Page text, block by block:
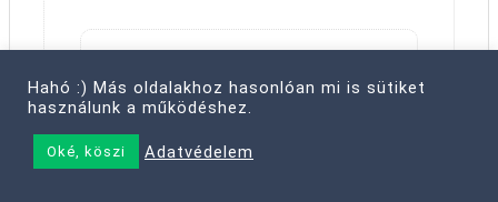
hoember mondta
2014. NOVEMBER 13.,
Hahó :) Más oldalakhoz hasonlóan mi is sütiket
használunk a működéshez.
Oké, köszi Adatvédelem